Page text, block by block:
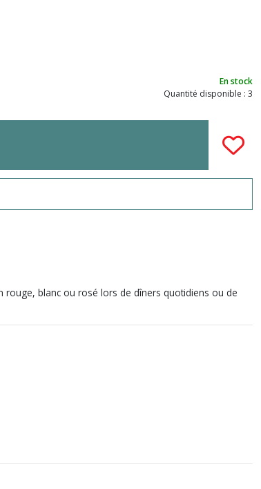
En stock
Quantité disponible : 3
blanc ou rosé lors de dîners quotidiens ou de